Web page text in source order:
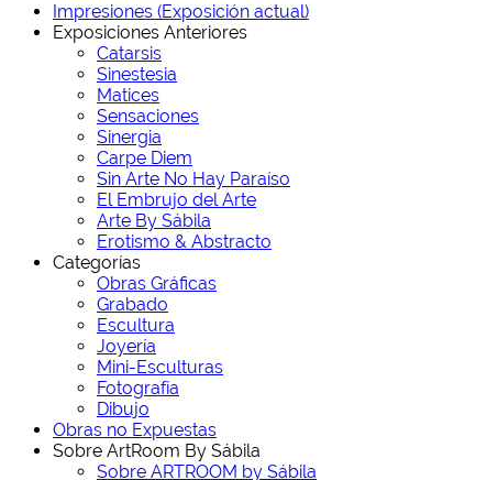
Impresiones (Exposición actual)
Exposiciones Anteriores
Catarsis
Sinestesia
Matices
Sensaciones
Sinergia
Carpe Diem
Sin Arte No Hay Paraíso
El Embrujo del Arte
Arte By Sábila
Erotismo & Abstracto
Categorías
Obras Gráficas
Grabado
Escultura
Joyería
Mini-Esculturas
Fotografía
Dibujo
Obras no Expuestas
Sobre ArtRoom By Sábila
Sobre ARTROOM by Sábila